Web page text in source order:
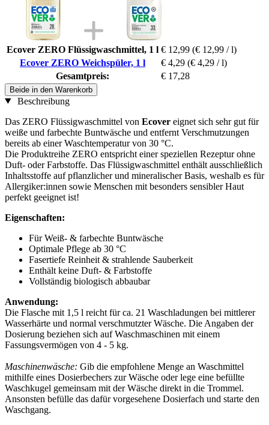
Ecover ZERO Flüssigwaschmittel, 1 l € 12,99 (€ 12,99 / l)
Ecover ZERO Weichspüler, 1 l
€ 4,29 (€ 4,29 / l)
Gesamtpreis:
€ 17,28
Beide in den Warenkorb
Beschreibung
Das ZERO Flüssigwaschmittel von Ecover eignet sich sehr gut für
weiße und farbechte Buntwäsche und entfernt Verschmutzungen
bereits ab einer Waschtemperatur von 30 °C.
Die Produktreihe ZERO entspricht einer speziellen Rezeptur ohne
Duft- oder Farbstoffe. Das Flüssigwaschmittel enthält ausschließlich
Inhaltsstoffe auf pflanzlicher und mineralischer Basis, weshalb es für
Allergiker:innen sowie Menschen mit besonders sensibler Haut
perfekt geeignet ist!
Eigenschaften:
Für Weiß- & farbechte Buntwäsche
Optimale Pflege ab 30 °C
Fasertiefe Reinheit & strahlende Sauberkeit
Enthält keine Duft- & Farbstoffe
Vollständig biologisch abbaubar
Anwendung:
Die Flasche mit 1,5 l reicht für ca. 21 Waschladungen bei mittlerer
Wasserhärte und normal verschmutzter Wäsche. Die Angaben der
Dosierung beziehen sich auf Waschmaschinen mit einem
Fassungsvermögen von 4 - 5 kg.
Maschinenwäsche: Gib die empfohlene Menge an Waschmittel
mithilfe eines Dosierbechers zur Wäsche oder lege eine befüllte
Waschkugel gemeinsam mit der Wäsche direkt in die Trommel.
Ansonsten befülle das dafür vorgesehene Dosierfach und starte den
Waschgang.